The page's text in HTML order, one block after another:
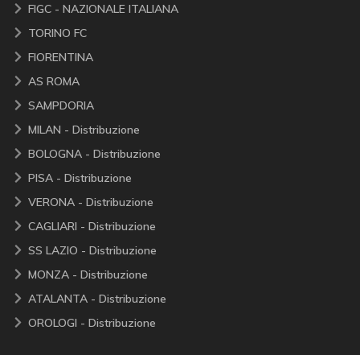
FIGC - NAZIONALE ITALIANA
TORINO FC
FIORENTINA
AS ROMA
SAMPDORIA
MILAN - Distribuzione
BOLOGNA - Distribuzione
PISA - Distribuzione
VERONA - Distribuzione
CAGLIARI - Distribuzione
SS LAZIO - Distribuzione
MONZA - Distribuzione
ATALANTA - Distribuzione
OROLOGI - Distribuzione